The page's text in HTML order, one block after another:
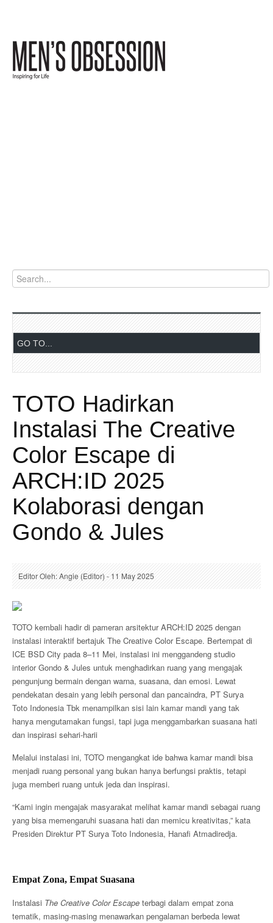
TOTO Hadirkan
Instalasi The Creative
Color Escape di
ARCH:ID 2025
Kolaborasi dengan
Gondo & Jules
Editor Oleh: Angie (Editor) - 11 May 2025
TOTO kembali hadir di pameran arsitektur ARCH:ID 2025 dengan
instalasi interaktif bertajuk The Creative Color Escape. Bertempat di
ICE BSD City pada 8–11 Mei, instalasi ini menggandeng studio
interior Gondo & Jules untuk menghadirkan ruang yang mengajak
pengunjung bermain dengan warna, suasana, dan emosi. Lewat
pendekatan desain yang lebih personal dan pancaindra, PT Surya
Toto Indonesia Tbk menampilkan sisi lain kamar mandi yang tak
hanya mengutamakan fungsi, tapi juga menggambarkan suasana hati
dan inspirasi sehari-harii
Melalui instalasi ini, TOTO mengangkat ide bahwa kamar mandi bisa
menjadi ruang personal yang bukan hanya berfungsi praktis, tetapi
juga memberi ruang untuk jeda dan inspirasi.
“Kami ingin mengajak masyarakat melihat kamar mandi sebagai ruang
yang bisa memengaruhi suasana hati dan memicu kreativitas,” kata
Presiden Direktur PT Surya Toto Indonesia, Hanafi Atmadiredja.
Empat Zona, Empat Suasana
Instalasi The Creative Color Escape terbagi dalam empat zona
tematik, masing-masing menawarkan pengalaman berbeda lewat